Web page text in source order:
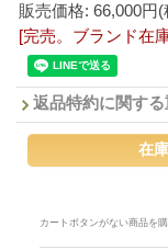
販売価格: 66,000円(
[完売。ブランド在
返品特約に関す
カートボタンがない商品を